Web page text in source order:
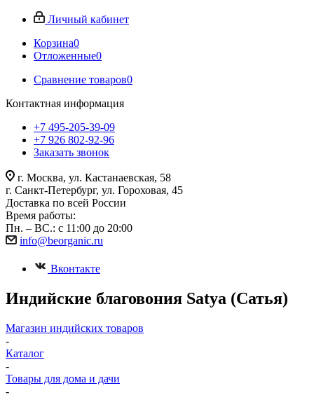
Личный кабинет
Корзина0
Отложенные0
Сравнение товаров0
Контактная информация
+7 495-205-39-09
+7 926 802-92-96
Заказать звонок
г. Москва, ул. Кастанаевская, 58
г. Санкт-Петербург, ул. Гороховая, 45
Доставка по всей России
Время работы:
Пн. – ВС.: с 11:00 до 20:00
info@beorganic.ru
Вконтакте
Индийские благовония Satya (Сатья)
Магазин индийских товаров
-
Каталог
-
Товары для дома и дачи
-